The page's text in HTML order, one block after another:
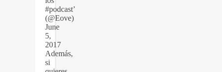
#podcast’
(@Eove)
June
5,
2017
Además,
si